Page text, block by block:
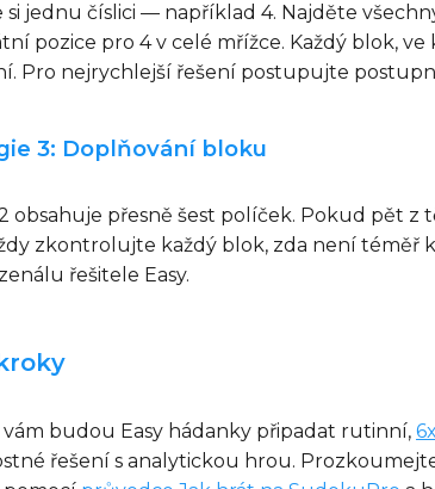
si jednu číslici — například 4. Najděte
pozice pro 4 v celé mřížce. Každý blok,
Pro nejrychlejší řešení postupujte
3: Doplňování bloku
obsahuje přesně šest políček. Pokud pět
zkontrolujte každý blok, zda není
řešitele Easy.
vám budou Easy hádanky připadat rutinní,
řešení s analytickou hrou.